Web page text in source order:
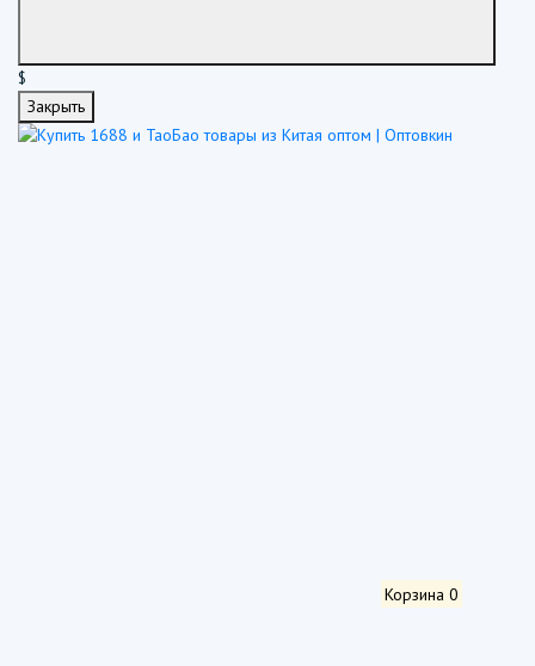
$
Закрыть
Корзина 0